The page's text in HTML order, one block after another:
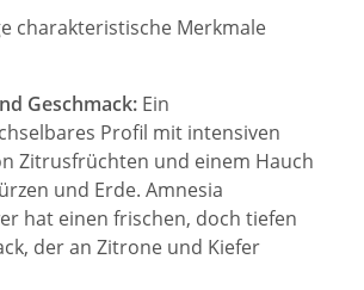
charakteristische Merkmale
Geschmack: Ein
Profil mit intensiven
Zitrusfrüchten und einem Hauch
und Erde. Amnesia
hat einen frischen, doch tiefen
der an Zitrone und Kiefer